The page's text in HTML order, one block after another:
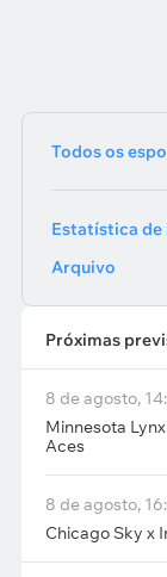
Todos os
Estatística
Arquivo
Próximas
8 de agosto,
Minnesota
Aces
8 de agosto,
Chicago Sky x